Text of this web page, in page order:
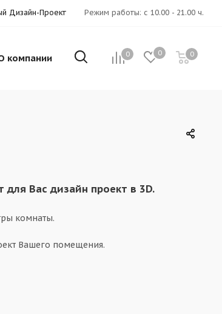
Режим работы: с 10.00 - 21.00 ч.
Дизайн-Проект
0 0 0
компании
Вас дизайн проект в 3D.
комнаты.
Вашего помещения.